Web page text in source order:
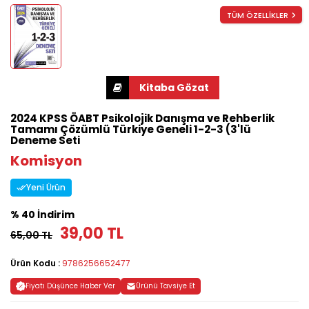
TÜM ÖZELLİKLER
2024 KPSS ÖABT Psikolojik Danışma ve Rehberlik
Tamamı Çözümlü Türkiye Geneli 1-2-3 (3'lü
Deneme Seti
Komisyon
Yeni Ürün
% 40 İndirim
65,00 TL 39,00 TL
Ürün Kodu : 9786256652477
Fiyatı Düşünce Haber Ver Ürünü Tavsiye Et